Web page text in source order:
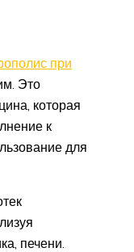
при
Это
которая
к
для
печени.